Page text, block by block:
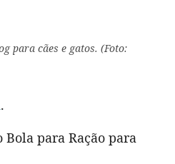
para cães e gatos. (Foto:
.
Bola para Ração para